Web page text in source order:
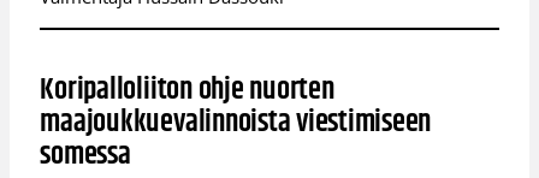
Koripalloliiton ohje nuorten
maajoukkuevalinnoista viestimiseen
somessa